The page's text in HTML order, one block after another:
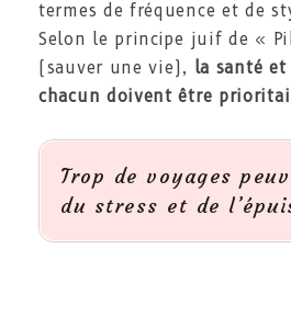
termes de fréquence et de
Selon le principe juif de «
(sauver une vie), la santé
chacun doivent être
Trop de voyages
du stress et de